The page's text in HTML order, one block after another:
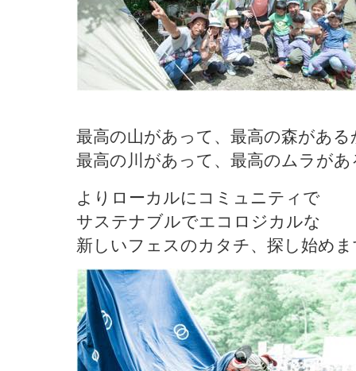
最高の山があって、最高の森がある
最高の川があって、最高のムラがあ
よりローカルにコミュニティで
サステナブルでエコロジカルな
新しいフェスのカタチ、探し始め